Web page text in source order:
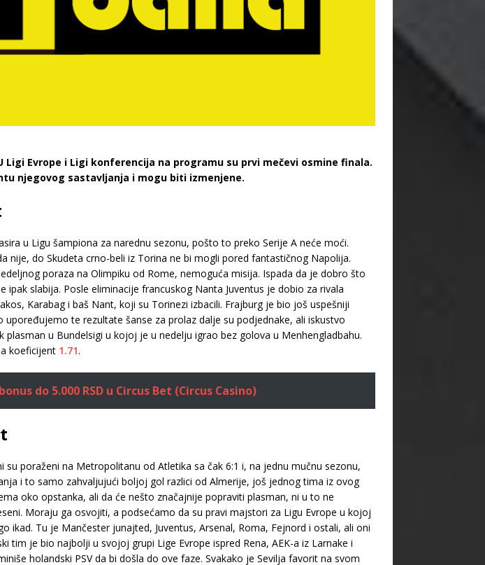
Evrope i Ligi konferencija na programu su prvi mečevi osmine finala.
njegovog sastavljanja i mogu biti izmenjene.
u Ligu šampiona za narednu sezonu, pošto to preko Serije A neće moći.
nije, do Skudeta crno-beli iz Torina ne bi mogli pored fantastičnog Napolija.
poraza na Olimpiku od Rome, nemoguća misija. Ispada da je dobro što
slabija. Posle eliminacije francuskog Nanta Juventus je dobio za rivala
Karabag i baš Nant, koji su Torinezi izbacili. Frajburg je bio još uspešniji
upoređujemo te rezultate šanse za prolaz dalje su podjednake, ali iskustvo
u Bundelsigi u kojoj je u nedelju igrao bez golova u Menhengladbahu.
koeficijent 1.71.
do 5.000 RSD u Circus Bet (Circus Casino)
poraženi na Metropolitanu od Atletika sa čak 6:1 i, na jednu mučnu sezonu,
i to samo zahvaljujući boljoj gol razlici od Almerije, još jednog tima iz ovog
oko opstanka, ali da će nešto značajnije popraviti plasman, ni u to ne
Moraju ga osvojiti, a podsećamo da su pravi majstori za Ligu Evrope u kojoj
ikad. Tu je Mančester junajted, Juventus, Arsenal, Roma, Fejnord i ostali, ali oni
je bio najbolji u svojoj grupi Lige Evrope ispred Rena, AEK-a iz Larnake i
holandski PSV da bi došla do ove faze. Svakako je Sevilja favorit na svom